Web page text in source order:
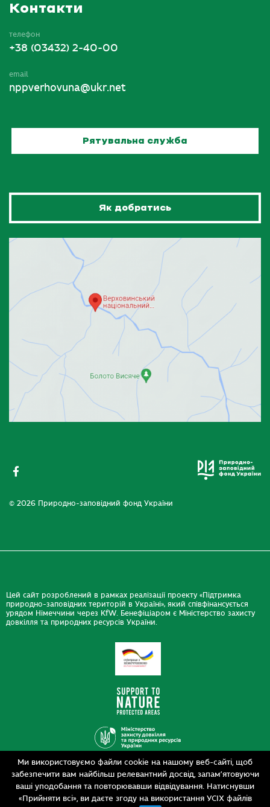
Ми використовуємо файли cookie на нашому веб-сайті, щоб
забезпечити вам найбільш релевантний досвід, запам’ятовуючи
ваші уподобання та повторювавши відвідування. Натиснувши
«Прийняти всі», ви даєте згоду на використання УСІХ файлів
Контакти
телефон
+38 (03432) 2-40-00
email
nppverhovuna@ukr.net
Рятувальна служба
Як добратись
© 2026 Природно-заповідний фонд України
Цей сайт розроблений в рамках реалізації проекту «Підтримка
природно-заповідних територій в Україні», який співфінансується
урядом Німеччини через KfW. Бенефіціаром є Міністерство захисту
довкілля та природних ресурсів України.
Дизайн
Розробка
siteGist